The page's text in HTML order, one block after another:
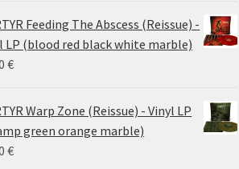
Feeding The Abscess (Reissue) -
LP (blood red black white marble)
€
Warp Zone (Reissue) - Vinyl LP
green orange marble)
€